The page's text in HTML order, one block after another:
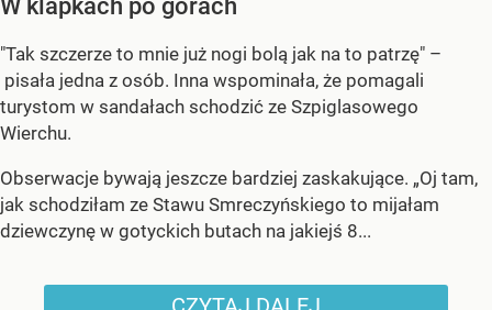
W klapkach po górach
"Tak szczerze to mnie już nogi bolą jak na to patrzę" –
pisała jedna z osób. Inna wspominała, że pomagali
turystom w sandałach schodzić ze Szpiglasowego
Wierchu.
Obserwacje bywają jeszcze bardziej zaskakujące. „Oj tam,
jak schodziłam ze Stawu Smreczyńskiego to mijałam
dziewczynę w gotyckich butach na jakiejś 8...